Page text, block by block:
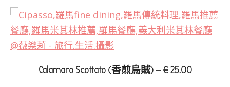
Calamaro Scottato (香煎烏賊) — € 25.00